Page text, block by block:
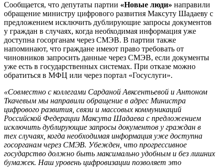
Сообщается, что депутаты партии «Новые люди» направили
обращение министру цифрового развития Максуту Шадаеву с
предложением исключить дублирующие запросы документов
у граждан в случаях, когда необходимая информация уже
доступна госорганам через СМЭВ. В партии также
напоминают, что граждане имеют право требовать от
чиновников запросить данные через СМЭВ, если документы
уже есть в государственных системах. При отказе можно
обратиться в МФЦ или через портал «Госуслуги».
«Совместно с коллегами Сарданой Авксентьевой и Антоном
Ткачевым мы направили обращение в адрес Министра
цифрового развития, связи и массовых коммуникаций
Российской Федерации Максута Шадаева с предложением
исключить дублирующие запросы документов у граждан в
тех случаях, когда необходимая информация уже доступна
госорганам через СМЭВ. Убежден, что прогрессивное
государство должно быть максимально удобным и без лишних
бумажек. Наш уровень цифровизации позволяет это